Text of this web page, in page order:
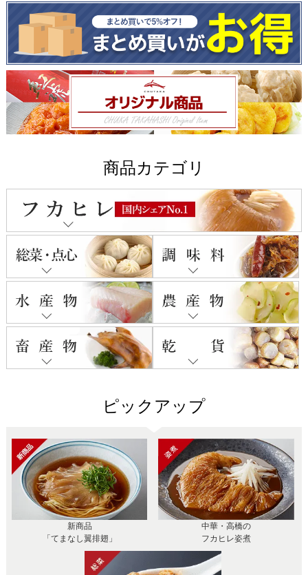
商品カテゴリ
ピックアップ
新商品
「てまなし翼排翅」
中華・高橋の
フカヒレ姿煮